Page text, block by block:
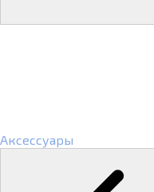
Аксессуары